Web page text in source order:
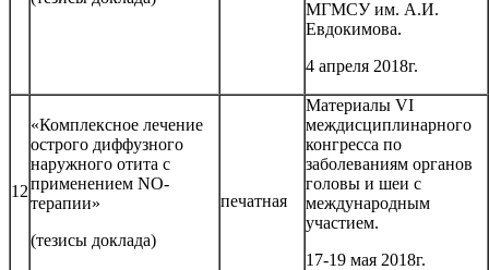
МГМСУ им. А.И.
Евдокимова.
4 апреля 2018г.
12
«Комплексное лечение
острого диффузного
наружного отита с
применением NO-
терапии»
(тезисы доклада)
печатная
Материалы VI
междисциплинарного
конгресса по
заболеваниям органов
головы и шеи с
международным
участием.
17-19 мая 2018г.